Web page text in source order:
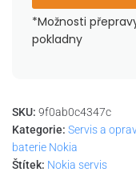
*Možnosti
pokladny
SKU: 9f0ab0c4347c
Kategorie: Servis a
baterie Nokia
Štítek: Nokia servis